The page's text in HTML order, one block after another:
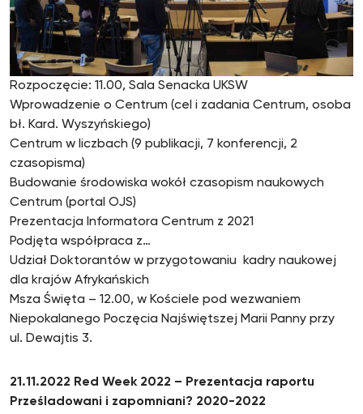
Rozpoczęcie: 11.00, Sala Senacka UKSW
Wprowadzenie o Centrum (cel i zadania Centrum, osoba
bł. Kard. Wyszyńskiego)
Centrum w liczbach (9 publikacji, 7 konferencji, 2
czasopisma)
Budowanie środowiska wokół czasopism naukowych
Centrum (portal OJS)
Prezentacja Informatora Centrum z 2021
Podjęta współpraca z…
Udział Doktorantów w przygotowaniu kadry naukowej
dla krajów Afrykańskich
Msza Święta – 12.00, w Kościele pod wezwaniem
Niepokalanego Poczęcia Najświętszej Marii Panny przy
ul. Dewajtis 3.
21.11.2022 Red Week 2022 – Prezentacja raportu
Prześladowani i zapomniani? 2020-2022